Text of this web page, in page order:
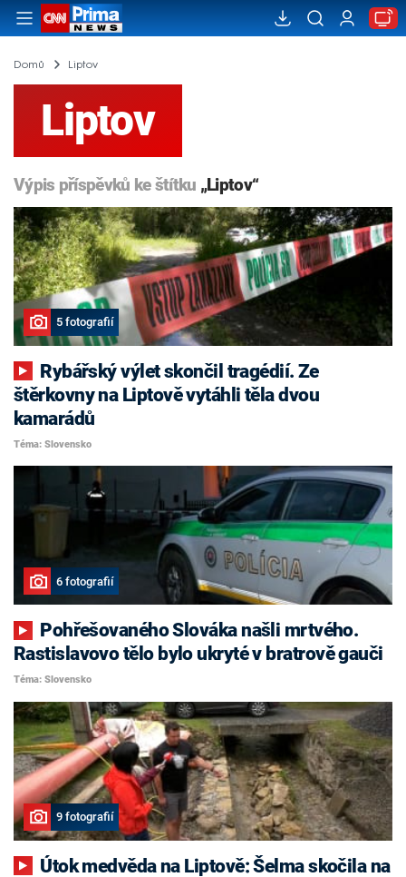
Domů Liptov
Liptov
Výpis příspěvků ke štítku „Liptov“
5 fotografií
štěrkovny na Liptově vytáhli těla dvou
kamarádů
Téma: Slovensko
6 fotografií
Rastislavovo tělo bylo ukryté v bratrově gauči
Téma: Slovensko
9 fotografií